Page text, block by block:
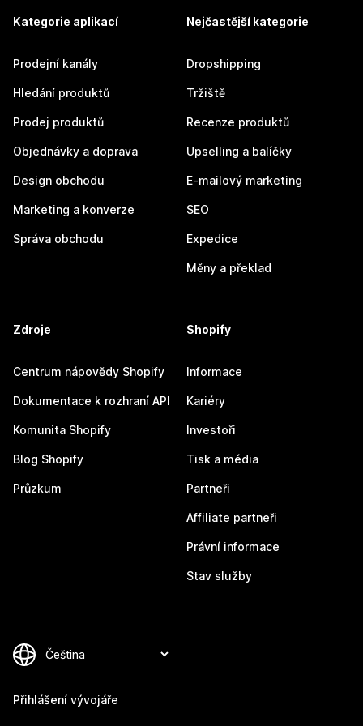
Kategorie aplikací
Prodejní kanály
Hledání produktů
Prodej produktů
Objednávky a doprava
Design obchodu
Marketing a konverze
Správa obchodu
Nejčastější kategorie
Dropshipping
Tržiště
Recenze produktů
Upselling a balíčky
E-mailový marketing
SEO
Expedice
Měny a překlad
Zdroje
Centrum nápovědy Shopify
Dokumentace k rozhraní API
Komunita Shopify
Blog Shopify
Průzkum
Shopify
Informace
Kariéry
Investoři
Tisk a média
Partneři
Affiliate partneři
Právní informace
Stav služby
Přihlášení vývojáře